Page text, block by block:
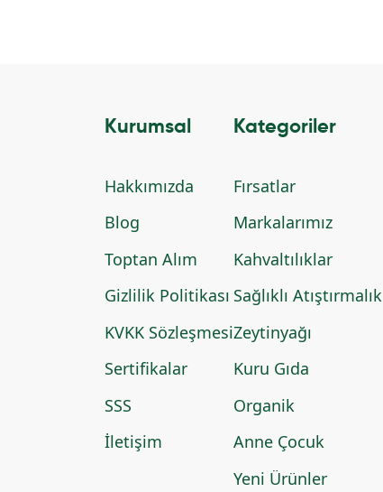
Kurumsal
Hakkımızda
Blog
Toptan Alım
Gizlilik Politikası
KVKK Sözleşmesi
Sertifikalar
SSS
İletişim
Kategoriler
Fırsatlar
Markalarımız
Kahvaltılıklar
Sağlıklı Atıştırmalık
Zeytinyağı
Kuru Gıda
Organik
Anne Çocuk
Yeni Ürünler